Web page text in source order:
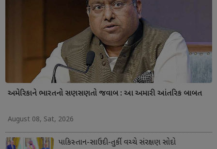
અમેરિકાને ભારતનો સણસણતો જવાબ : આ અમારી આંતરિક બાબત
August 08, Sat, 2026
પાકિસ્તાન-સાઉદી-તુર્કી વચ્ચે સંરક્ષણ સોદો